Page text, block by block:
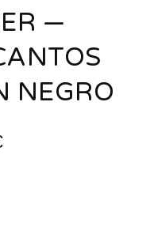
—
NEGRO